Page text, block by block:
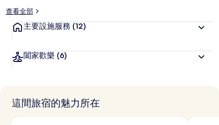
查看全部
主要設施服務 (12)
闔家歡樂 (6)
這間旅宿的魅力所在